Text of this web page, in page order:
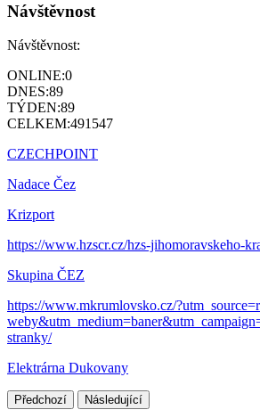
Návštěvnost
Návštěvnost:
ONLINE:0
DNES:89
TÝDEN:89
CELKEM:491547
CZECHPOINT
Nadace Čez
Krizport
https://www.hzscr.cz/hzs-jihomoravskeho-
Skupina ČEZ
https://www.mkrumlovsko.cz/
stranky/
Elektrárna Dukovany
Předchozí Následující